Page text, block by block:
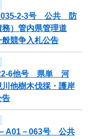
A035-2-3号 公共 防
）管内県管理道
競争入札公告
22-6他号 県単 河
他樹木伐採・護岸
告
－A01－063号 公共